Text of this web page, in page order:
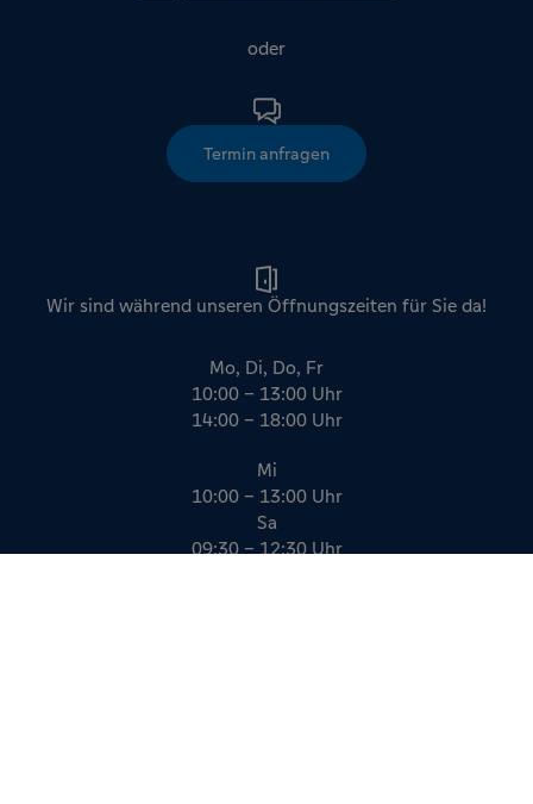
oder
Termin anfragen
Wir sind während unseren Öffnungszeiten für Sie da!
Mo, Di, Do, Fr
10:00 – 13:00 Uhr
14:00 – 18:00 Uhr
Mi
10:00 – 13:00 Uhr
Sa
09:30 – 12:30 Uhr